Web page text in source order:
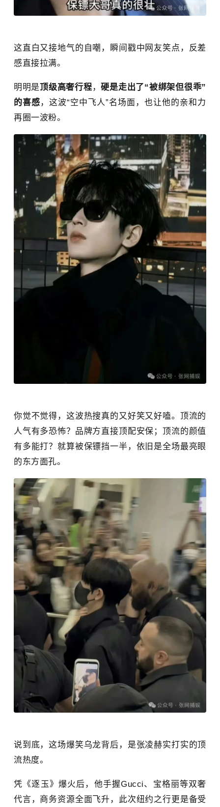
这直白又接地气的自嘲，瞬间戳中网友笑点，反差
感直接拉满。
明明是顶级高奢行程 ，硬是走出了“被绑架但很乖”
的喜感 ，这波“空中飞人”名场面，也让他的亲和力
再圈一波粉。
你觉不觉得，这波热搜真的又好笑又好嗑。顶流的
人气有多恐怖？品牌方直接顶配安保；顶流的颜值
有多能打？就算被保镖挡一半，依旧是全场最亮眼
的东方面孔。
说到底，这场爆笑乌龙背后，是张凌赫实打实的顶
流热度。
凭《逐玉》爆火后，他手握Gucci、宝格丽等双奢
代言，商务资源全面飞升，此次纽约之行更是备受